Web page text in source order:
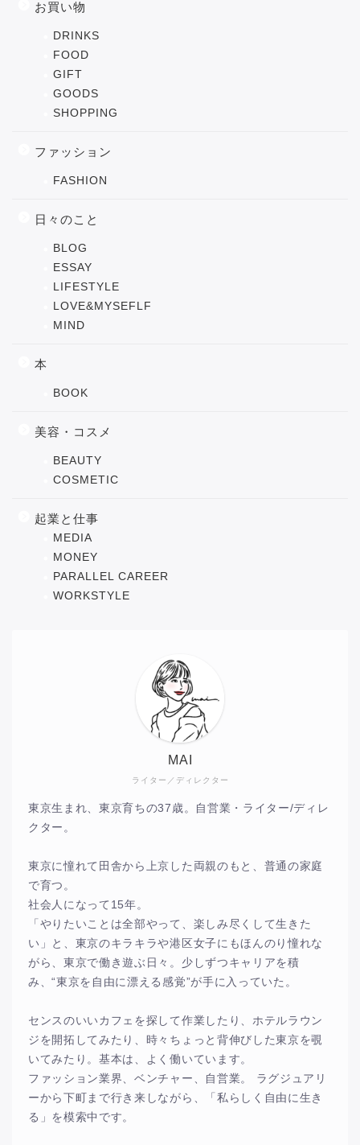
お買い物
DRINKS
FOOD
GIFT
GOODS
SHOPPING
ファッション
FASHION
日々のこと
BLOG
ESSAY
LIFESTYLE
LOVE&MYSEFLF
MIND
本
BOOK
美容・コスメ
BEAUTY
COSMETIC
起業と仕事
MEDIA
MONEY
PARALLEL CAREER
WORKSTYLE
ライター／ディレクター
MAI
東京生まれ、東京育ちの37歳。自営業・ライター/ディレ
クター。
東京に憧れて田舎から上京した両親のもと、普通の家庭
で育つ。
社会人になって15年。
「やりたいことは全部やって、楽しみ尽くして生きた
い」と、東京のキラキラや港区女子にもほんのり憧れな
がら、東京で働き遊ぶ日々。少しずつキャリアを積
み、“東京を自由に漂える感覚”が手に入っていた。
センスのいいカフェを探して作業したり、ホテルラウン
ジを開拓してみたり、時々ちょっと背伸びした東京を覗
いてみたり。基本は、よく働いています。
ファッション業界、ベンチャー、自営業。 ラグジュアリ
ーから下町まで行き来しながら、「私らしく自由に生き
る」を模索中です。